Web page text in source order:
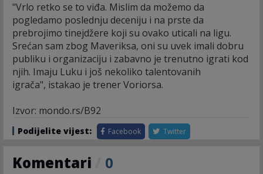
"Vrlo retko se to viđa. Mislim da možemo da
pogledamo poslednju deceniju i na prste da
prebrojimo tinejdžere koji su ovako uticali na ligu.
Srećan sam zbog Maveriksa, oni su uvek imali dobru
publiku i organizaciju i zabavno je trenutno igrati kod
njih. Imaju Luku i još nekoliko talentovanih
igrača", istakao je trener Voriorsa.
Izvor: mondo.rs/B92
Podijelite vijest: Facebook Twitter
Komentari 0